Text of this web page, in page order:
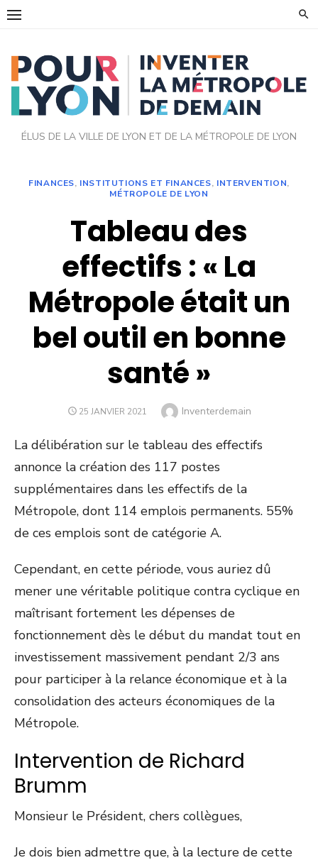
Skip
ÉLUS DE LA VILLE DE LYON ET DE LA MÉTROPOLE DE LYON
FINANCES, INSTITUTIONS ET FINANCES, INTERVENTION,
MÉTROPOLE DE LYON
Tableau des
effectifs : « La
Métropole était un
bel outil en bonne
santé »
POSTED
25 JANVIER 2021 Author
Inventerdemain
La délibération sur le tableau des effectifs
annonce la création des 117 postes
supplémentaires dans les effectifs de la
Métropole, dont 114 emplois permanents. 55%
de ces emplois sont de catégorie A.
Cependant, en cette période, vous auriez dû
mener une véritable politique contra cyclique en
maîtrisant fortement les dépenses de
fonctionnement dès le début du mandat tout en
investissement massivement pendant 2/3 ans
pour participer à la relance économique et à la
consolidation des acteurs économiques de la
Métropole.
Intervention de Richard
Brumm
Monsieur le Président, chers collègues,
Je dois bien admettre que, à la lecture de cette